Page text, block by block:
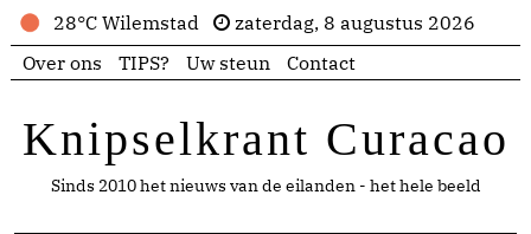
28°C Wilemstad
zaterdag, 8 augustus 2026
Over ons
TIPS? Uw steun Contact
Knipselkrant Curacao
Sinds 2010 het nieuws van de eilanden - het hele beeld